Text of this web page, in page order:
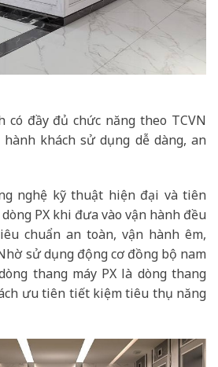
có đầy đủ chức năng theo TCVN
khách sử dụng dễ dàng, an
nghệ kỹ thuật hiện đại và tiên
PX khi đưa vào vận hành đều
chuẩn an toàn, vận hành êm,
sử dụng động cơ đồng bộ nam
thang máy PX là dòng thang
ưu tiên tiết kiệm tiêu thụ năng